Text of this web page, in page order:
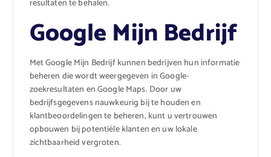
resultaten te behalen.
Google Mijn Bedrijf
Met Google Mijn Bedrijf kunnen bedrijven hun informatie
beheren die wordt weergegeven in Google-
zoekresultaten en Google Maps. Door uw
bedrijfsgegevens nauwkeurig bij te houden en
klantbeoordelingen te beheren, kunt u vertrouwen
opbouwen bij potentiële klanten en uw lokale
zichtbaarheid vergroten.